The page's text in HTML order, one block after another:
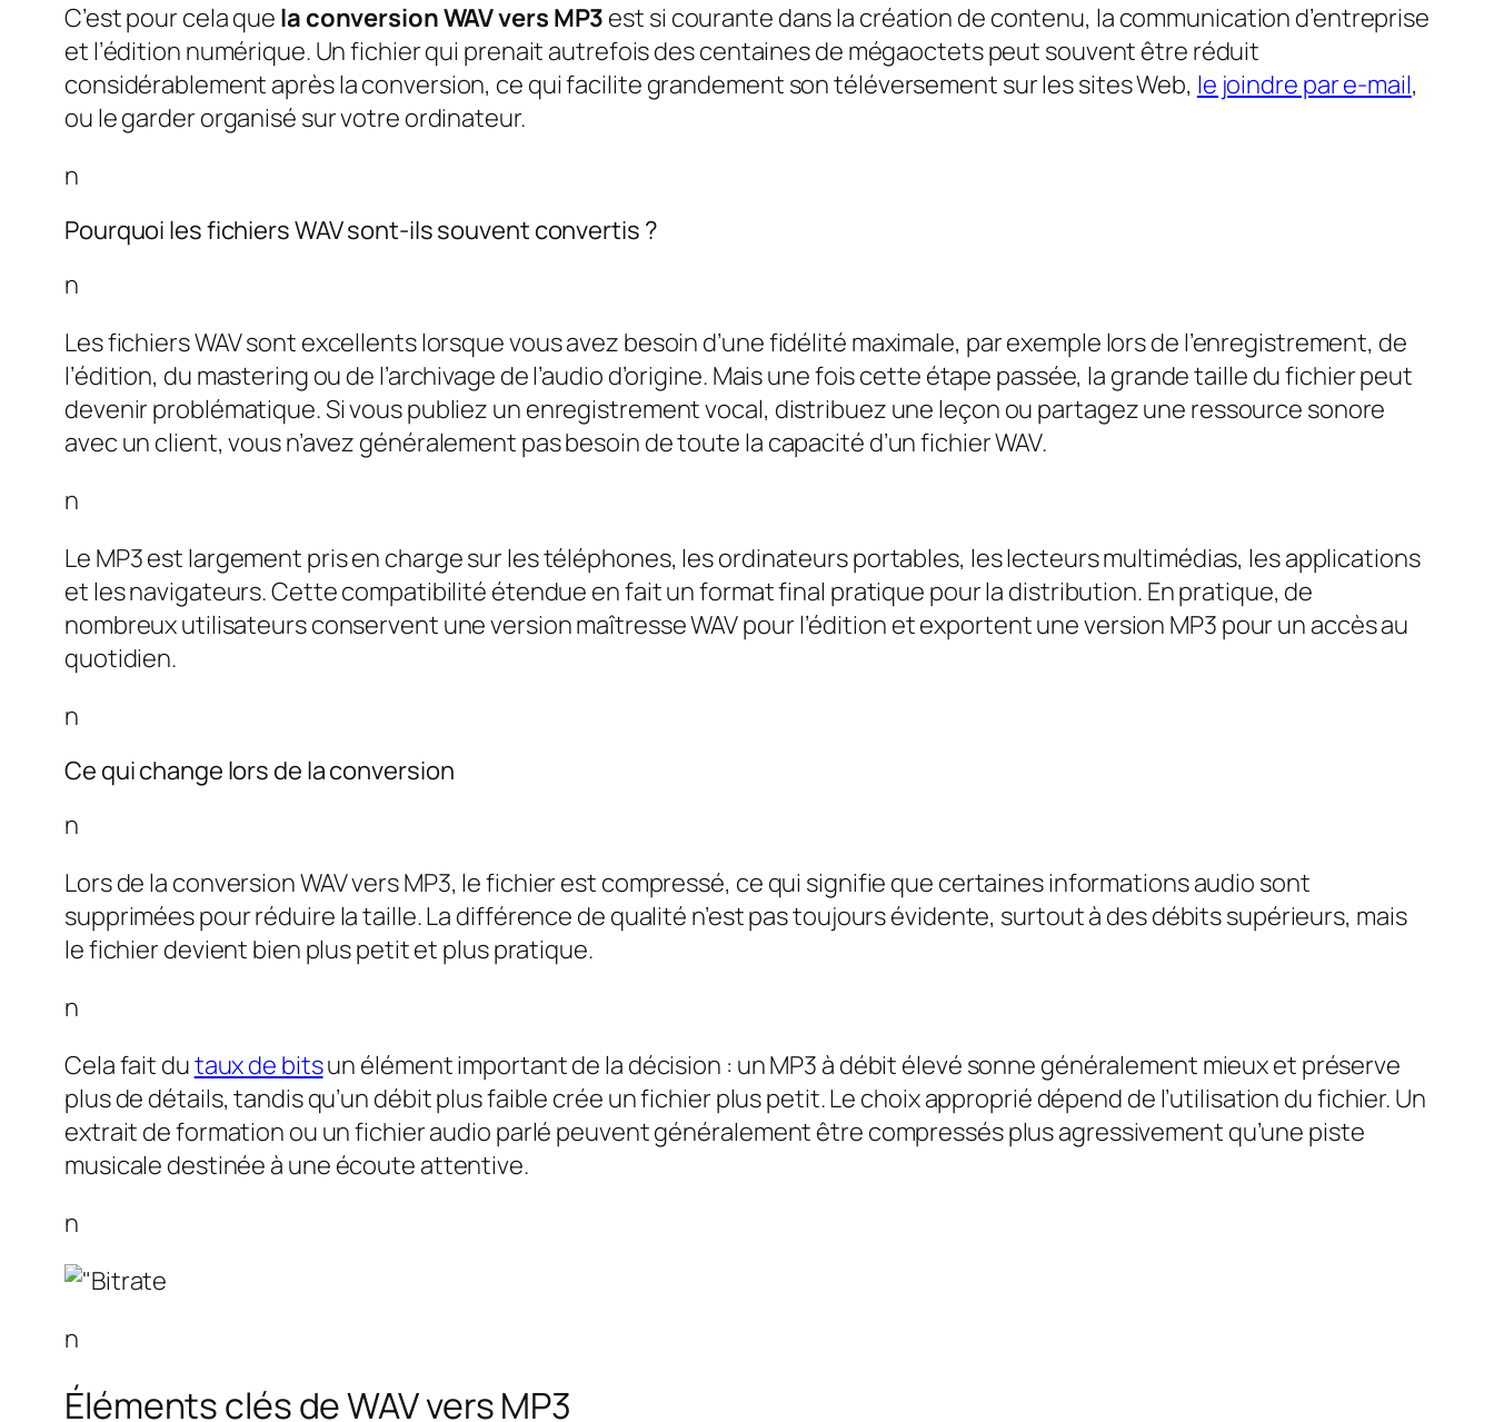
C’est pour cela que la conversion WAV vers MP3 est si courante dans la création de contenu, la communication d’entreprise
et l’édition numérique. Un fichier qui prenait autrefois des centaines de mégaoctets peut souvent être réduit
considérablement après la conversion, ce qui facilite grandement son téléversement sur les sites Web, le joindre par e-mail,
ou le garder organisé sur votre ordinateur.
n
Pourquoi les fichiers WAV sont-ils souvent convertis ?
n
Les fichiers WAV sont excellents lorsque vous avez besoin d’une fidélité maximale, par exemple lors de l’enregistrement, de
l’édition, du mastering ou de l’archivage de l’audio d’origine. Mais une fois cette étape passée, la grande taille du fichier peut
devenir problématique. Si vous publiez un enregistrement vocal, distribuez une leçon ou partagez une ressource sonore
avec un client, vous n’avez généralement pas besoin de toute la capacité d’un fichier WAV.
n
Le MP3 est largement pris en charge sur les téléphones, les ordinateurs portables, les lecteurs multimédias, les applications
et les navigateurs. Cette compatibilité étendue en fait un format final pratique pour la distribution. En pratique, de
nombreux utilisateurs conservent une version maîtresse WAV pour l’édition et exportent une version MP3 pour un accès au
quotidien.
n
Ce qui change lors de la conversion
n
Lors de la conversion WAV vers MP3, le fichier est compressé, ce qui signifie que certaines informations audio sont
supprimées pour réduire la taille. La différence de qualité n’est pas toujours évidente, surtout à des débits supérieurs, mais
le fichier devient bien plus petit et plus pratique.
n
Cela fait dutaux de bitsun élément important de la décision : un MP3 à débit élevé sonne généralement mieux et préserve
plus de détails, tandis qu’un débit plus faible crée un fichier plus petit. Le choix approprié dépend de l’utilisation du fichier. Un
extrait de formation ou un fichier audio parlé peuvent généralement être compressés plus agressivement qu’une piste
musicale destinée à une écoute attentive.
n
n
Éléments clés de WAV vers MP3